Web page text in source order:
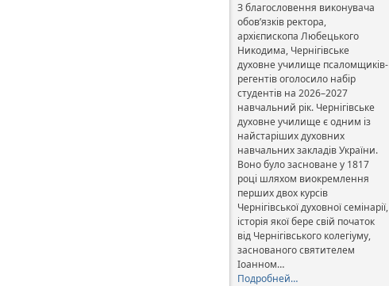
З благословення виконувача
обов’язків ректора,
архієпископа Любецького
Никодима, Чернігівське
духовне училище псаломщиків-
регентів оголосило набір
студентів на 2026–2027
навчальний рік. Чернігівське
духовне училище є одним із
найстаріших духовних
навчальних закладів України.
Воно було засноване у 1817
році шляхом виокремлення
перших двох курсів
Чернігівської духовної семінарії,
історія якої бере свій початок
від Чернігівського колегіуму,
заснованого святителем
Іоанном…
Подробней…